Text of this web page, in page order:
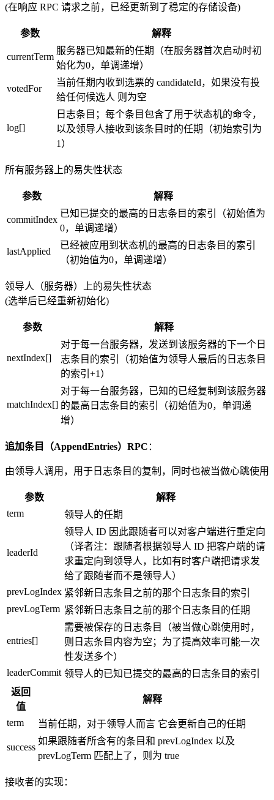
(在响应 RPC 请求之前，已经更新到了稳定的存储设备)
参数 解释
currentTerm
服务器已知最新的任期（在服务器首次启动时初
始化为0，单调递增）
votedFor
当前任期内收到选票的 candidateId，如果没有投
给任何候选人 则为空
log[]
日志条目；每个条目包含了用于状态机的命令，
以及领导人接收到该条目时的任期（初始索引为
1）
所有服务器上的易失性状态
参数 解释
commitIndex
已知已提交的最高的日志条目的索引（初始值为
0，单调递增）
lastApplied
已经被应用到状态机的最高的日志条目的索引
（初始值为0，单调递增）
领导人（服务器）上的易失性状态
(选举后已经重新初始化)
参数 解释
nextIndex[]
对于每一台服务器，发送到该服务器的下一个日
志条目的索引（初始值为领导人最后的日志条目
的索引+1）
matchIndex[]
对于每一台服务器，已知的已经复制到该服务器
的最高日志条目的索引（初始值为0，单调递
增）
追加条目（AppendEntries）RPC ：
由领导人调用，用于日志条目的复制，同时也被当做心跳使用
参数
解释
term
领导人的任期
leaderId
领导人 ID 因此跟随者可以对客户端进行重定向
（译者注：跟随者根据领导人 ID 把客户端的请
求重定向到领导人，比如有时客户端把请求发
给了跟随者而不是领导人）
prevLogIndex 紧邻新日志条目之前的那个日志条目的索引
prevLogTerm 紧邻新日志条目之前的那个日志条目的任期
entries[]
需要被保存的日志条目（被当做心跳使用时，
则日志条目内容为空；为了提高效率可能一次
性发送多个）
leaderCommit 领导人的已知已提交的最高的日志条目的索引
返回
值
解释
term 当前任期，对于领导人而言 它会更新自己的任期
success
如果跟随者所含有的条目和 prevLogIndex 以及
prevLogTerm 匹配上了，则为 true
接收者的实现：